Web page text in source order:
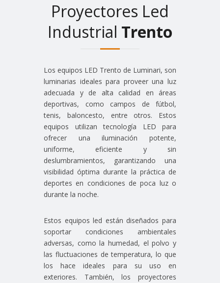
Proyectores Led
Industrial Trento
Los equipos LED Trento de Luminari, son
luminarias ideales para proveer una luz
adecuada y de alta calidad en áreas
deportivas, como campos de fútbol,
tenis, baloncesto, entre otros. Estos
equipos utilizan tecnología LED para
ofrecer una iluminación potente,
uniforme, eficiente y sin
deslumbramientos, garantizando una
visibilidad óptima durante la práctica de
deportes en condiciones de poca luz o
durante la noche.
Estos equipos led están diseñados para
soportar condiciones ambientales
adversas, como la humedad, el polvo y
las fluctuaciones de temperatura, lo que
los hace ideales para su uso en
exteriores. También, los proyectores